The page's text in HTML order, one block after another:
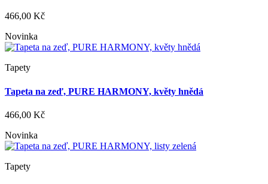
466,00 Kč
Novinka
Tapety
Tapeta na zeď, PURE HARMONY, květy hnědá
466,00 Kč
Novinka
Tapety